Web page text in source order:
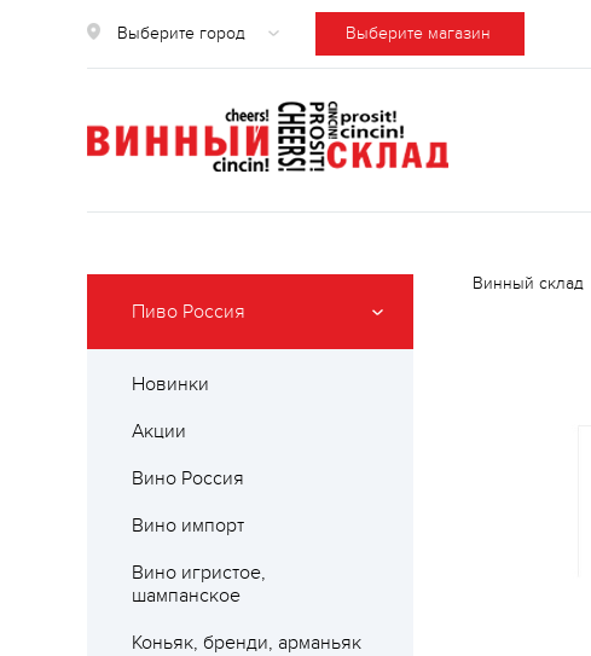
Выберите город Выберите магазин
Пиво Россия
Новинки
Акции
Вино Россия
Вино импорт
Вино игристое,
шампанское
Коньяк, бренди, арманьяк
Винный склад